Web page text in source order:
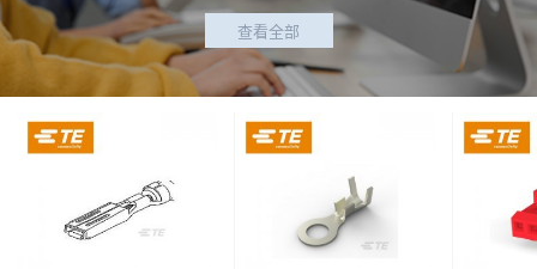
查看全部